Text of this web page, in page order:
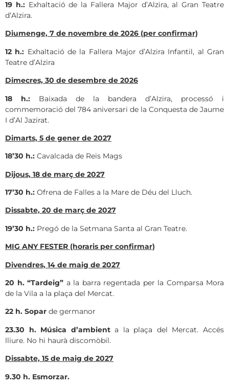
19 h.:Exhaltació de la Fallera Major d’Alzira, al Gran Teatre
d’Alzira.
Diumenge, 7 de novembre de 2026 (per confirmar)
12 h.: Exhaltació de la Fallera Major d’Alzira Infantil, al Gran
Teatre d’Alzira
Dimecres, 30 de desembre de 2026
18 h.: Baixada de la bandera d’Alzira, processó i
commemoració del 784 aniversari de la Conquesta de Jaume
I d’Al Jazirat.
Dimarts, 5 de gener de 2027
18’30 h.: Cavalcada de Reis Mags
Dijous, 18 de març de 2027
17’30 h.: Ofrena de Falles a la Mare de Déu del Lluch.
Dissabte, 20 de març de 2027
19’30 h.: Pregó de la Setmana Santa al Gran Teatre.
MIG ANY FESTER (horaris per confirmar)
Divendres, 14 de maig de 2027
20 h. “Tardeig” a la barra regentada per la Comparsa Mora
de la Vila a la plaça del Mercat.
22 h. Sopar de germanor
23.30 h. Música d’ambienta la plaça del Mercat. Accés
lliure. No hi haurà discomòbil.
Dissabte, 15 de maig de 2027
9.30 h. Esmorzar.